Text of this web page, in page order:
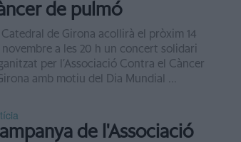
de pulmó
Catedral de Girona acollirà el pròxim 14
novembre a les 20 h un concert solidari
per l’Associació Contra el Càncer
amb motiu del Dia Mundial ...
de l'Associació